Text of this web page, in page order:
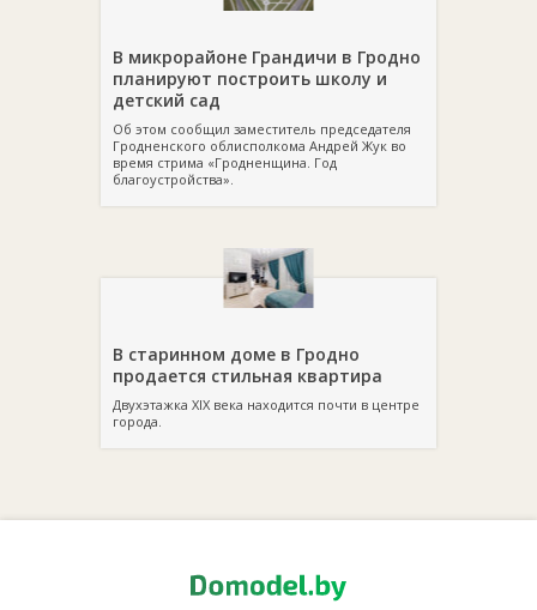
В микрорайоне Грандичи в Гродно
планируют построить школу и
детский сад
Об этом сообщил заместитель председателя
Гродненского облисполкома Андрей Жук во
время стрима «Гродненщина. Год
благоустройства».
В старинном доме в Гродно
продается стильная квартира
Двухэтажка XIX века находится почти в центре
города.